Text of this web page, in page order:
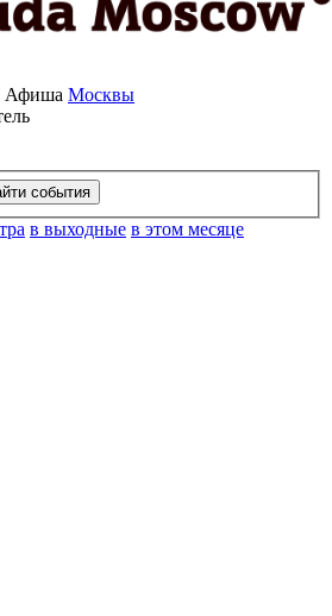
Афиша Москвы
в выходные в этом месяце